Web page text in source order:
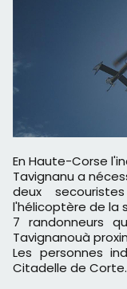
En Haute-Corse l'incendie qui a éclaté dans la vallée du
Tavignanu a
deux
l'hélicoptère de la
7 randonneurs
Tavignanouà
Les personnes
Citadelle de Corte.